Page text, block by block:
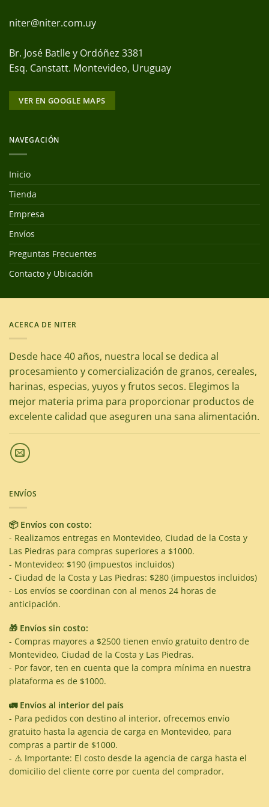
niter@niter.com.uy
Br. José Batlle y Ordóñez 3381
Esq. Canstatt. Montevideo, Uruguay
VER EN GOOGLE MAPS
NAVEGACIÓN
Inicio
Tienda
Empresa
Envíos
Preguntas Frecuentes
Contacto y Ubicación
ACERCA DE NITER
Desde hace 40 años, nuestra local se dedica al
procesamiento y comercialización de granos, cereales,
harinas, especias, yuyos y frutos secos. Elegimos la
mejor materia prima para proporcionar productos de
excelente calidad que aseguren una sana alimentación.
ENVÍOS
📦 Envíos con costo:
- Realizamos entregas en Montevideo, Ciudad de la Costa y
Las Piedras para compras superiores a $1000.
- Montevideo: $190 (impuestos incluidos)
- Ciudad de la Costa y Las Piedras: $280 (impuestos incluidos)
- Los envíos se coordinan con al menos 24 horas de
anticipación.
🎁 Envíos sin costo:
- Compras mayores a $2500 tienen envío gratuito dentro de
Montevideo, Ciudad de la Costa y Las Piedras.
- Por favor, ten en cuenta que la compra mínima en nuestra
plataforma es de $1000.
🚛 Envíos al interior del país
- Para pedidos con destino al interior, ofrecemos envío
gratuito hasta la agencia de carga en Montevideo, para
compras a partir de $1000.
- ⚠️ Importante: El costo desde la agencia de carga hasta el
domicilio del cliente corre por cuenta del comprador.